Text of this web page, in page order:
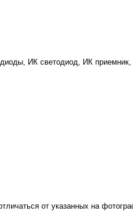
ИК светодиод, ИК
от указанных на